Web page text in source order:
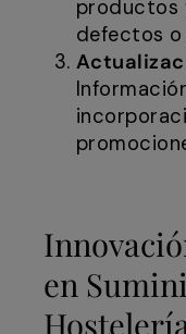
productos
defectos
en
Hostelería